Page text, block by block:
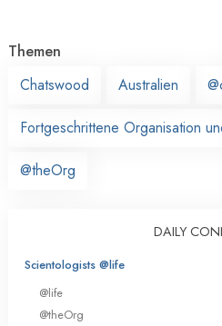
Themen
Chatswood
Australien
Fortgeschrittene Organisation
@theOrg
DAILY
Scientologists @life
@life
@theOrg